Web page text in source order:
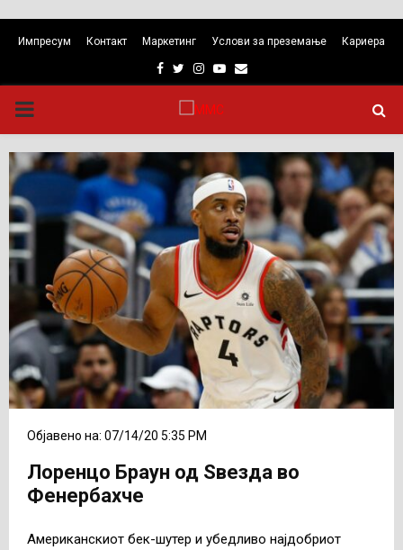
Импресум Контакт Маркетинг Услови за преземање Кариера
Facebook
TwitterInstagram
Youtube
Email
PRIMARY
MENU
Објавено на: 07/14/20 5:35 PM
Лоренцо Браун од Ѕвезда во
Фенербахче
Американскиот бек-шутер и убедливо најдобриот